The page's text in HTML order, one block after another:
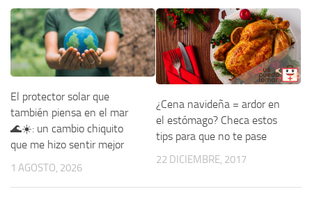
El protector solar que
también piensa en el mar
🌊☀️: un cambio chiquito
que me hizo sentir mejor
1 AGOSTO, 2026
¿Cena navideña = ardor en
el estómago? Checa estos
tips para que no te pase
22 DICIEMBRE, 2017